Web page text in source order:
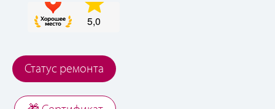
Статус ремонта